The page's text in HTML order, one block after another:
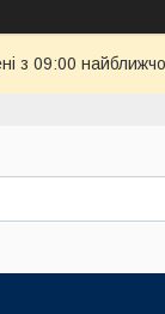
з 09:00